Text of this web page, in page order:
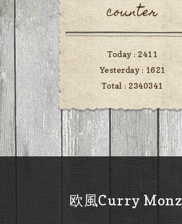
counter
Today : 2411
Yesterday : 1621
Total : 2340341
欧風Curry